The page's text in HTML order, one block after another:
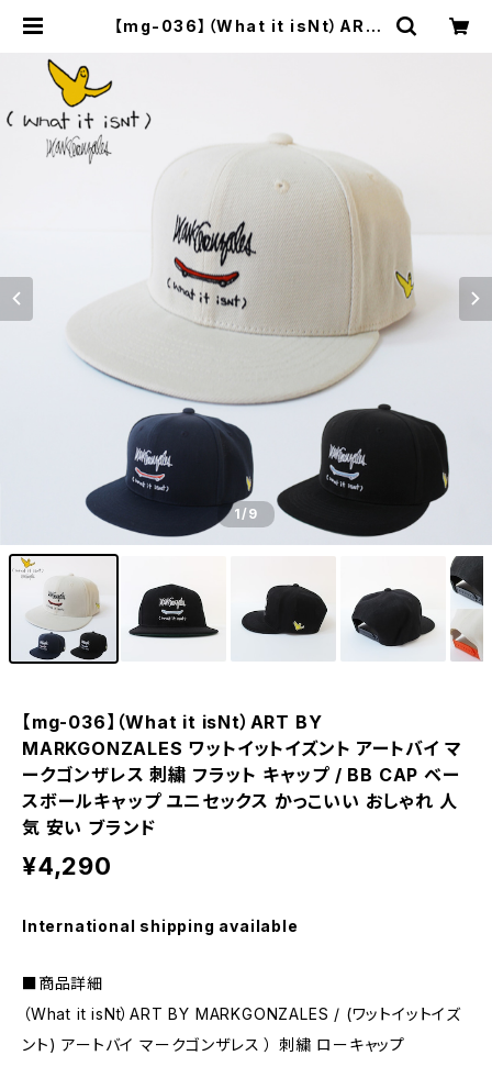
【mg-036】（What it isNt）ART
レス 刺繍 フラット キャップ / BB CA
P ベースボールキャップ ユニセックス
かっこいい おしゃれ 人気 安い ブラン
ド | セレクトショップ【P.C.H】
1/9
【mg-036】（What it isNt）ART BY
MARKGONZALES ワットイットイズント アートバイ マ
ークゴンザレス 刺繍 フラット キャップ / BB CAP ベー
スボールキャップ ユニセックス かっこいい おしゃれ 人
気 安い ブランド
¥4,290
International shipping available
■商品詳細
（What it isNt）ART BY MARKGONZALES / (ワットイットイズ
ント) アートバイ マークゴンザレス ） 刺繍 ローキャップ